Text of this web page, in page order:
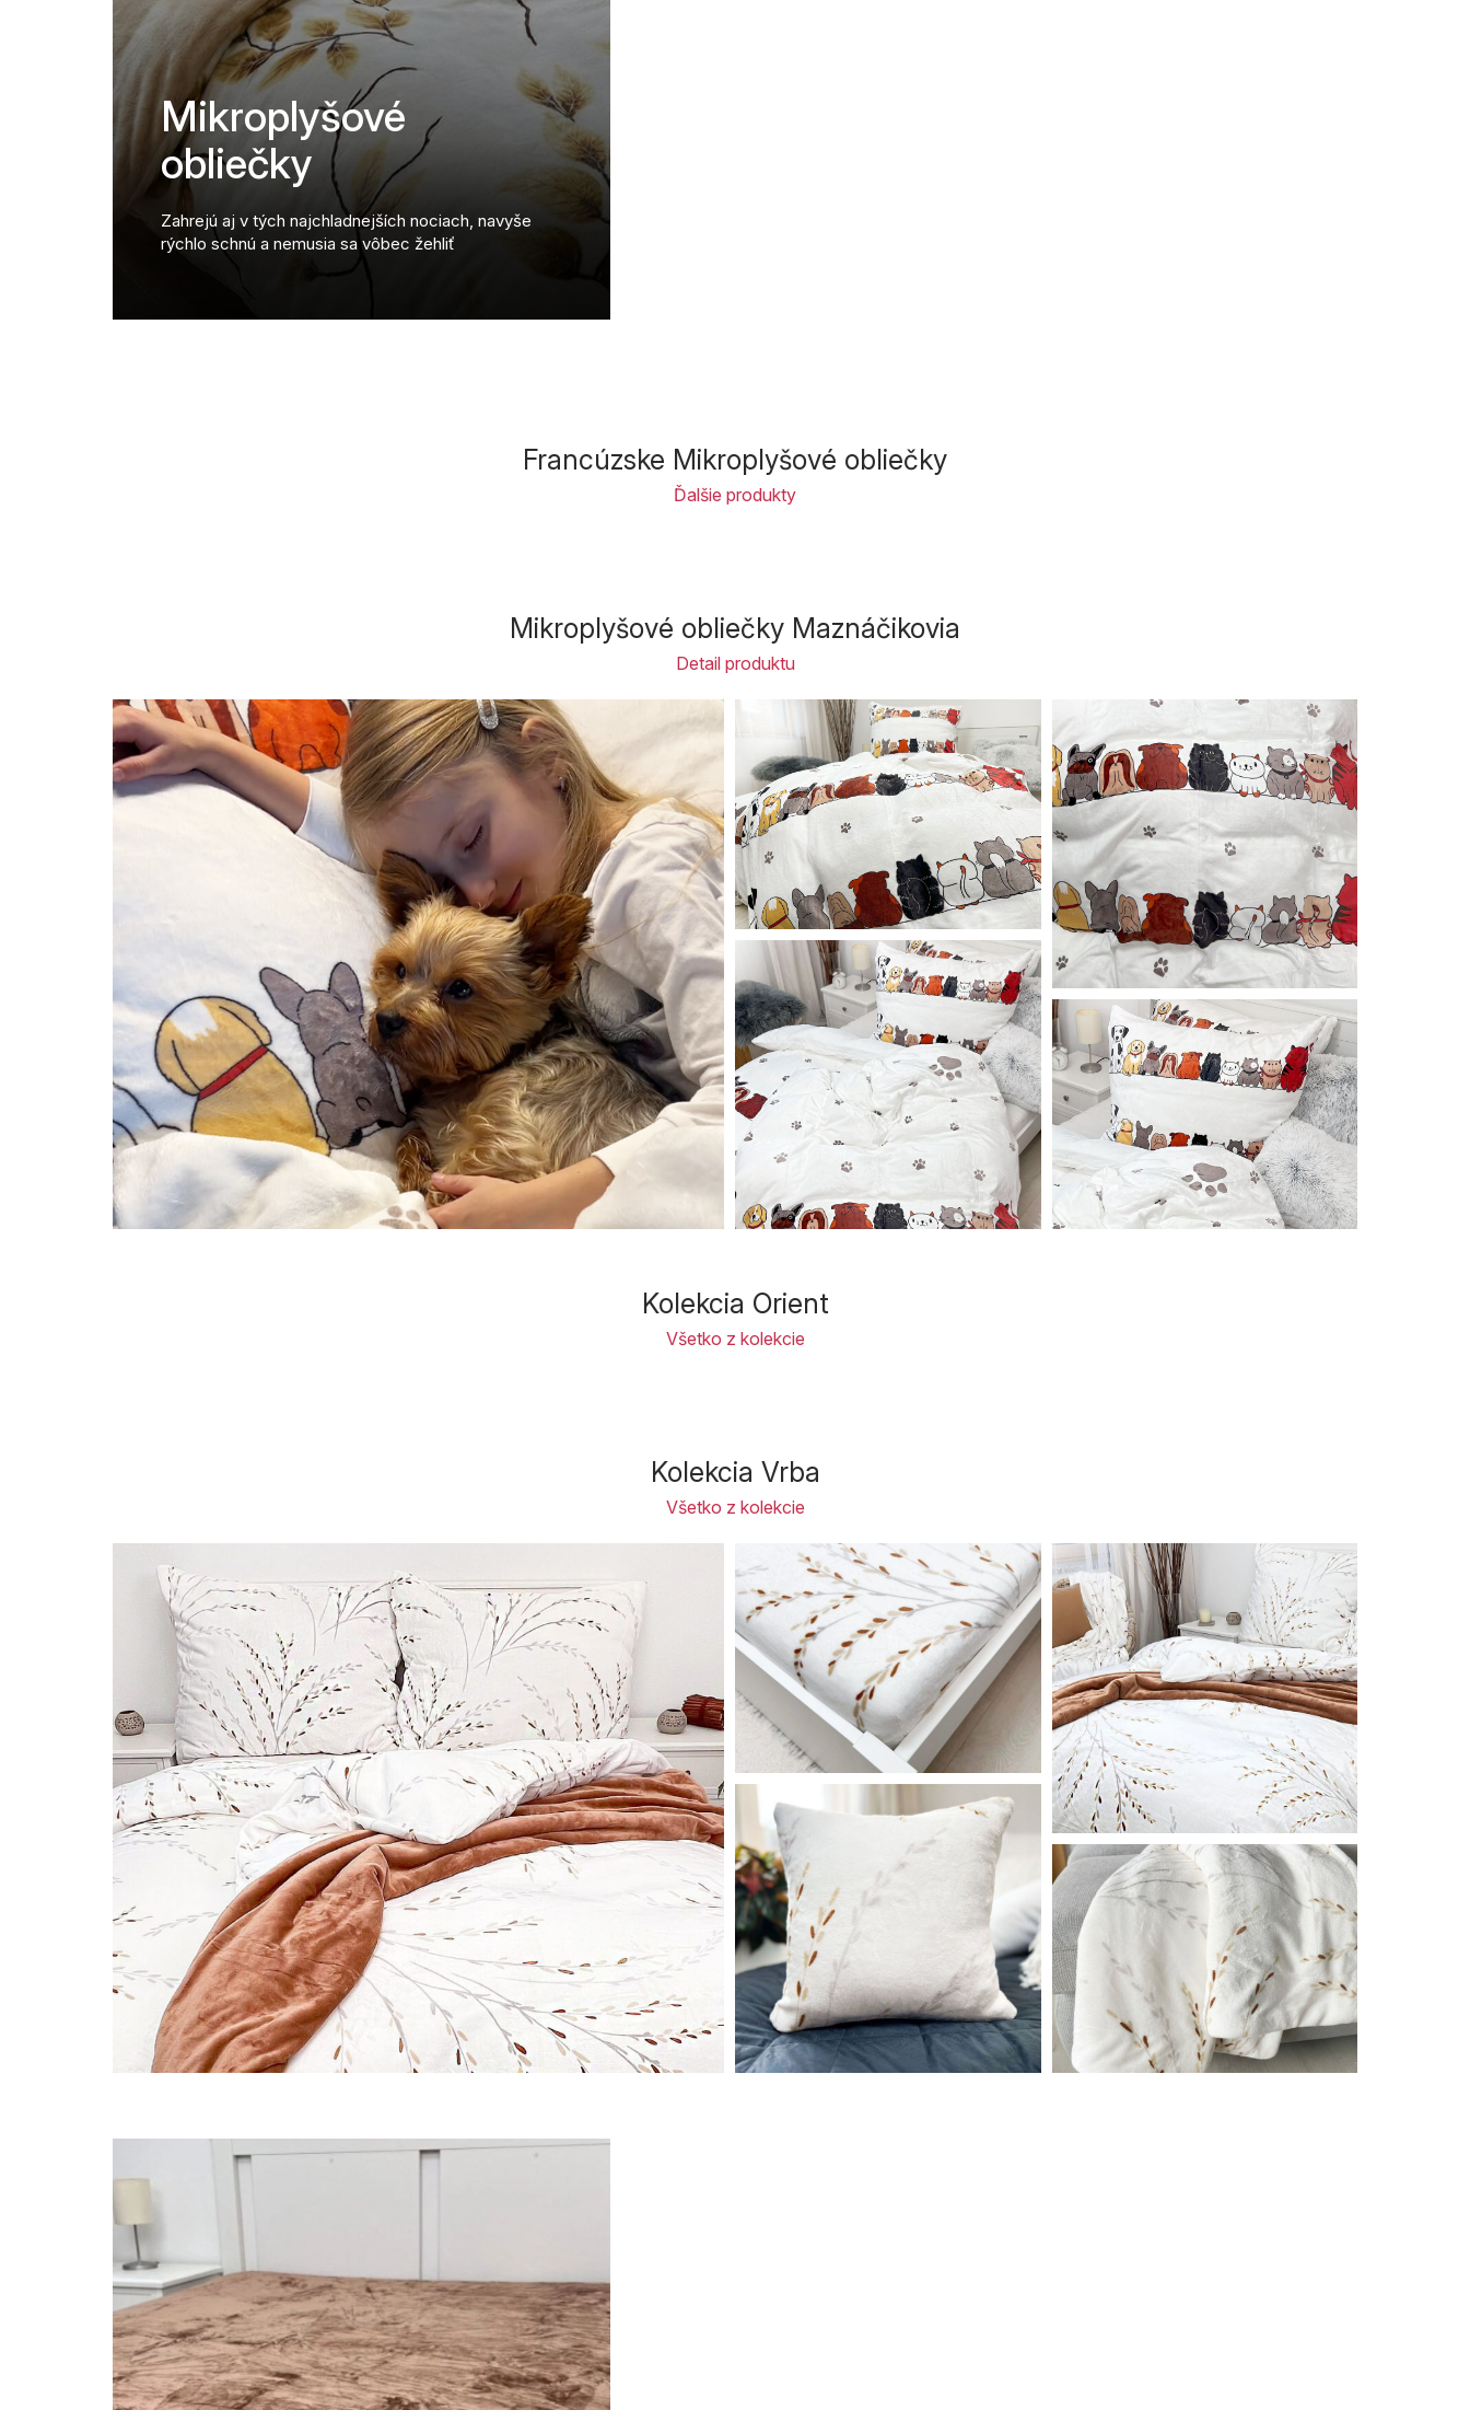
Mikroplyšové
obliečky
Zahrejú aj v tých najchladnejších nociach, navyše
rýchlo schnú a nemusia sa vôbec žehliť
Francúzske Mikroplyšové obliečky
Ďalšie produkty
Mikroplyšové obliečky Maznáčikovia
Detail produktu
Kolekcia Orient
Všetko z kolekcie
Kolekcia Vrba
Všetko z kolekcie